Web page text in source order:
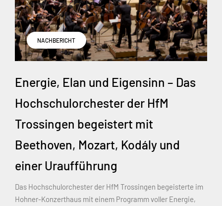
NACHBERICHT
Energie, Elan und Eigensinn – Das
Hochschulorchester der HfM
Trossingen begeistert mit
Beethoven, Mozart, Kodály und
einer Uraufführung
Das Hochschulorchester der HfM Trossingen begeisterte im
Hohner-Konzerthaus mit einem Programm voller Energie,